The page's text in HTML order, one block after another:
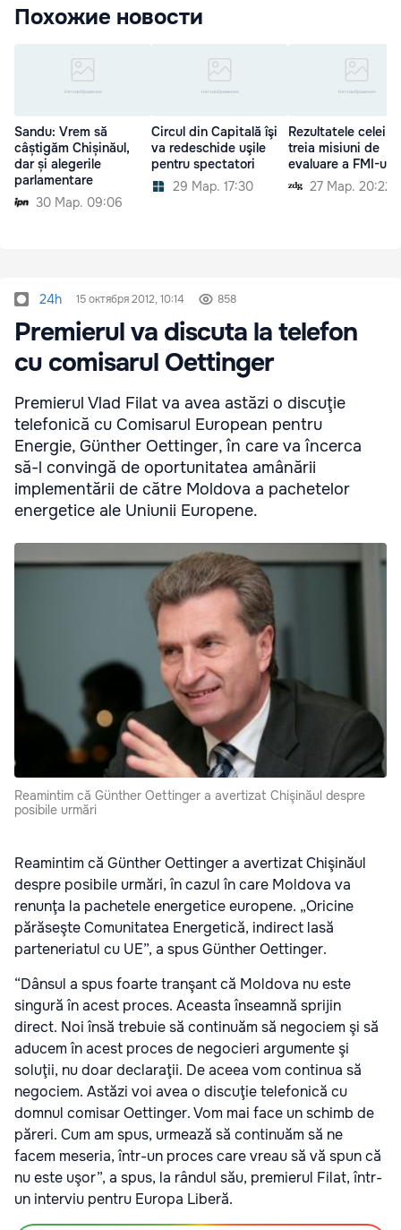
Похожие новости
Sandu: Vrem să
câștigăm Chișinăul,
dar și alegerile
parlamentare
30 Мар. 09:06
Circul din Capitală îşi
va redeschide uşile
pentru spectatori
29 Мар. 17:30
Rezultatele celei
treia misiuni de
evaluare a FMI-ului
27 Мар. 20:22
24h 15 октября 2012, 10:14 858
Premierul va discuta la telefon
cu comisarul Oettinger
Premierul Vlad Filat va avea astăzi o discuţie
telefonică cu Comisarul European pentru
Energie, Günther Oettinger, în care va încerca
să-l convingă de oportunitatea amânării
implementării de către Moldova a pachetelor
energetice ale Uniunii Europene.
Reamintim că Günther Oettinger a avertizat Chişinăul despre
posibile urmări
Reamintim că Günther Oettinger a avertizat Chişinăul
despre posibile urmări, în cazul în care Moldova va
renunţa la pachetele energetice europene. „Oricine
părăseşte Comunitatea Energetică, indirect lasă
parteneriatul cu UE”, a spus Günther Oettinger.
“Dânsul a spus foarte tranşant că Moldova nu este
singură în acest proces. Aceasta înseamnă sprijin
direct. Noi însă trebuie să continuăm să negociem şi să
aducem în acest proces de negocieri argumente şi
soluţii, nu doar declaraţii. De aceea vom continua să
negociem. Astăzi voi avea o discuţie telefonică cu
domnul comisar Oettinger. Vom mai face un schimb de
păreri. Cum am spus, urmează să continuăm să ne
facem meseria, într-un proces care vreau să vă spun că
nu este uşor”, a spus, la rândul său, premierul Filat, într-
un interviu pentru Europa Liberă.